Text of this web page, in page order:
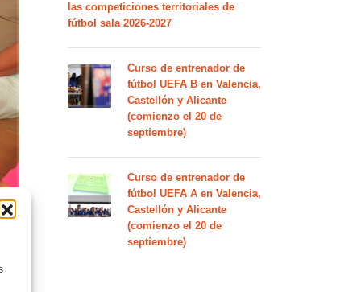
las competiciones territoriales de
fútbol sala 2026-2027
Curso de entrenador de
fútbol UEFA B en Valencia,
Castellón y Alicante
(comienzo el 20 de
septiembre)
Curso de entrenador de
fútbol UEFA A en Valencia,
Castellón y Alicante
(comienzo el 20 de
septiembre)